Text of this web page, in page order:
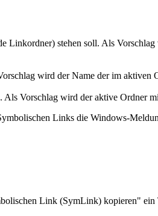
Linkordner) stehen soll. Als
wird der Name der im aktiven
Vorschlag wird der aktive Ordner
Links die Windows-
Link (SymLink) kopieren" ein